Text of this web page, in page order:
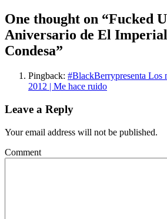
One thought on “Fucked
Aniversario de El
Condesa”
Pingback: #BlackBerrypresenta Los
2012 | Me hace ruido
Leave a Reply
Your email address will not be published.
Comment